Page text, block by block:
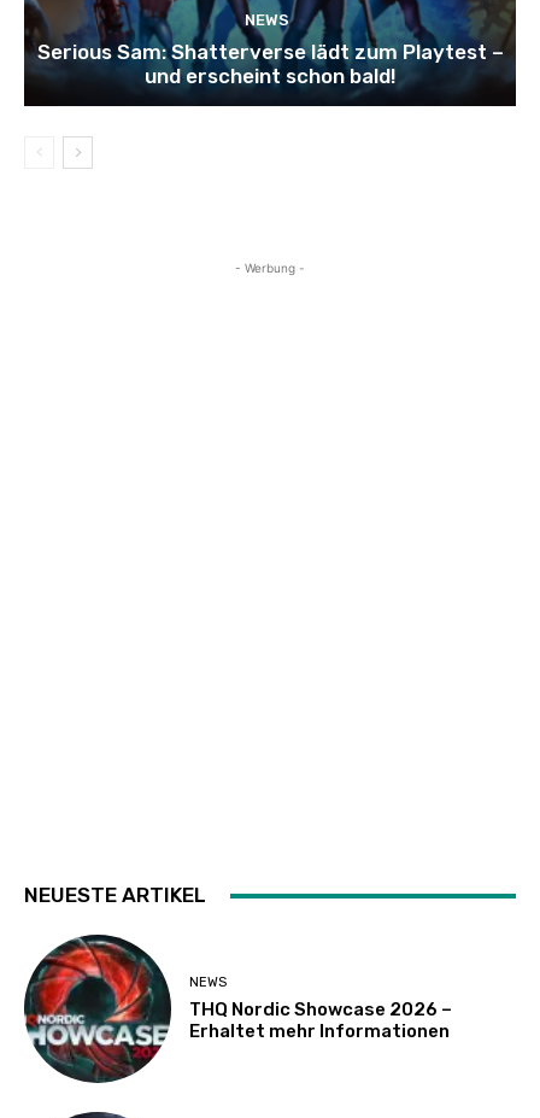
NEWS
Serious Sam: Shatterverse lädt zum Playtest –
und erscheint schon bald!
- Werbung -
NEUESTE ARTIKEL
NEWS
THQ Nordic Showcase 2026 –
Erhaltet mehr Informationen